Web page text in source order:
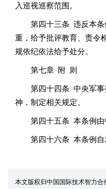
入巡视巡察范围。
第四十三条 违反本条
重，给予批评教育、责令
规依纪依法给予处分。
第七章 附 则
第四十四条 中央军事
神，制定相关规定。
第四十五条 本条例由
第四十六条 本条例自
本文版权归中国国际技术智力